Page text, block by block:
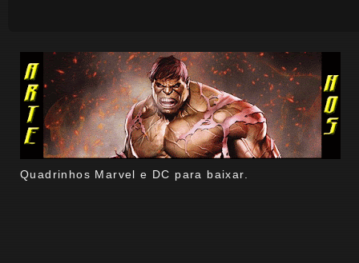
Quadrinhos Marvel e DC para baixar.